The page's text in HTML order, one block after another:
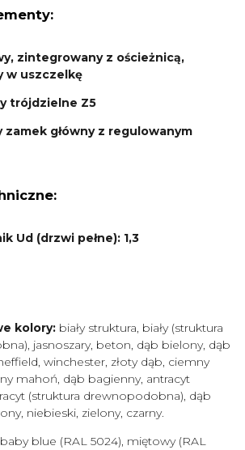
zintegrowany z ościeżnicą,
w uszczelkę
trójdzielne Z5
zamek główny z regulowanym
Ud (drzwi pełne): 1,3
kolory: biały struktura, biały (struktura
jasnoszary, beton, dąb bielony, dąb
winchester, złoty dąb, ciemny
mahoń, dąb bagienny, antracyt
(struktura drewnopodobna), dąb
niebieski, zielony, czarny.
baby blue (RAL 5024), miętowy (RAL